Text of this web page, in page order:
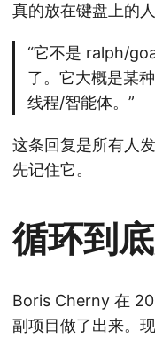
真的放在键盘上的
“它不是 ralph/
了。它大概是某
线程/智能体。”
这条回复是所有人
先记住它。
循环到
Boris Cherny 在
副项目做了出来。